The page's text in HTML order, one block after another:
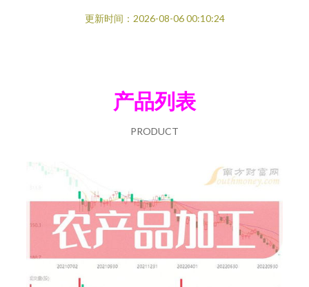
更新时间：2026-08-06 00:10:24
产品列表
PRODUCT